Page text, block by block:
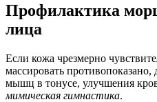
Профилактика
лица
Если кожа чрезмерно
массировать
мышц в тонусе, улучшения
мимическая гимнастика.